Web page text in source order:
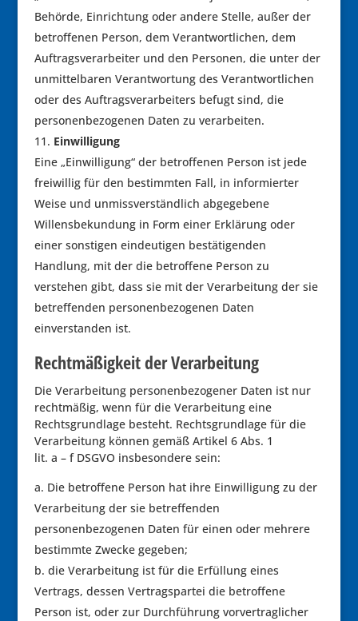
Behörde, Einrichtung oder andere Stelle, außer der
betroffenen Person, dem Verantwortlichen, dem
Auftragsverarbeiter und den Personen, die unter der
unmittelbaren Verantwortung des Verantwortlichen
oder des Auftragsverarbeiters befugt sind, die
personenbezogenen Daten zu verarbeiten.
Einwilligung
Eine „Einwilligung“ der betroffenen Person ist jede
freiwillig für den bestimmten Fall, in informierter
Weise und unmissverständlich abgegebene
Willensbekundung in Form einer Erklärung oder
einer sonstigen eindeutigen bestätigenden
Handlung, mit der die betroffene Person zu
verstehen gibt, dass sie mit der Verarbeitung der sie
betreffenden personenbezogenen Daten
einverstanden ist.
Rechtmäßigkeit der Verarbeitung
Die Verarbeitung personenbezogener Daten ist nur
rechtmäßig, wenn für die Verarbeitung eine
Rechtsgrundlage besteht. Rechtsgrundlage für die
Verarbeitung können gemäß Artikel 6 Abs. 1
lit. a – f DSGVO insbesondere sein:
Die betroffene Person hat ihre Einwilligung zu der
Verarbeitung der sie betreffenden
personenbezogenen Daten für einen oder mehrere
bestimmte Zwecke gegeben;
die Verarbeitung ist für die Erfüllung eines
Vertrags, dessen Vertragspartei die betroffene
Person ist, oder zur Durchführung vorvertraglicher